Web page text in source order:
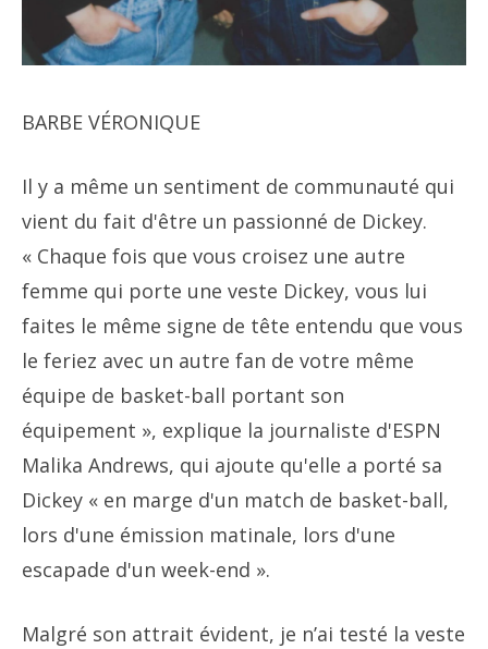
BARBE VÉRONIQUE
Il y a même un sentiment de communauté qui
vient du fait d'être un passionné de Dickey.
« Chaque fois que vous croisez une autre
femme qui porte une veste Dickey, vous lui
faites le même signe de tête entendu que vous
le feriez avec un autre fan de votre même
équipe de basket-ball portant son
équipement », explique la journaliste d'ESPN
Malika Andrews, qui ajoute qu'elle a porté sa
Dickey « en marge d'un match de basket-ball,
lors d'une émission matinale, lors d'une
escapade d'un week-end ».
Malgré son attrait évident, je n’ai testé la veste